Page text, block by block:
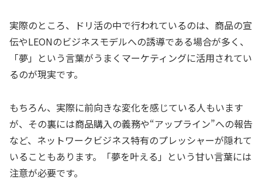
実際のところ、ドリ活の中で行われているのは、商品の宣
伝やLEONのビジネスモデルへの誘導である場合が多く、
「夢」という言葉がうまくマーケティングに活用されてい
るのが現実です。
もちろん、実際に前向きな変化を感じている人もいます
が、その裏には商品購入の義務や“アップライン”への報告
など、ネットワークビジネス特有のプレッシャーが隠れて
いることもあります。「夢を叶える」という甘い言葉には
注意が必要です。